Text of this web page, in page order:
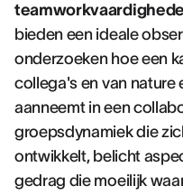
bieden een ideale
onderzoeken hoe een
collega's en van nature
aanneemt in een
groepsdynamiek die
ontwikkelt, belicht
gedrag die moeilijk